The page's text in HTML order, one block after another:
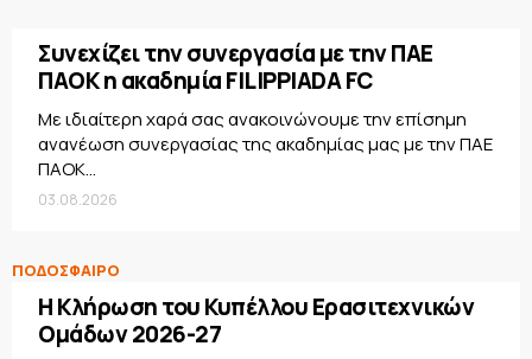
Συνεχίζει την συνεργασία με την ΠΑΕ
ΠΑΟΚ η ακαδημία FILIPPIADA FC
Με ιδιαίτερη χαρά σας ανακοινώνουμε την επίσημη
ανανέωση συνεργασίας της ακαδημίας μας με την ΠΑΕ
ΠΑΟΚ...
03.08.2026
ΠΟΔΟΣΦΑΙΡΟ
Η Κλήρωση του Κυπέλλου Ερασιτεχνικών
Ομάδων 2026-27